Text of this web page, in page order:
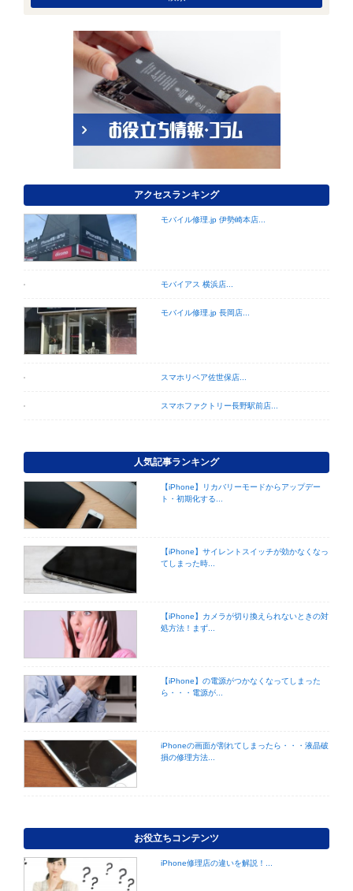
アクセスランキング
モバイル修理.jp 伊勢崎本店...
モバイアス 横浜店...
モバイル修理.jp 長岡店...
スマホリペア佐世保店...
スマホファクトリー長野駅前店...
人気記事ランキング
【iPhone】リカバリーモードからアップデー
ト・初期化する...
【iPhone】サイレントスイッチが効かなくなっ
てしまった時...
【iPhone】カメラが切り換えられないときの対
処方法！まず...
【iPhone】の電源がつかなくなってしまった
ら・・・電源が...
iPhoneの画面が割れてしまったら・・・液晶破
損の修理方法...
お役立ちコンテンツ
iPhone修理店の違いを解説！...